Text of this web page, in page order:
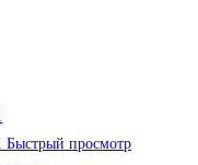
Быстрый просмотр